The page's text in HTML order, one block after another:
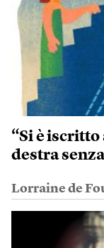
“Si è
destra
Lorraine de